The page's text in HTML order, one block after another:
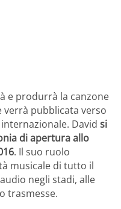
e produrrà la canzone
verrà pubblicata verso
David si
di apertura allo
. Il suo ruolo
musicale di tutto il
negli stadi, alle
trasmesse.